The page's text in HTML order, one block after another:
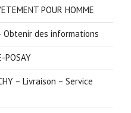
POUR HOMME
Obtenir des informations
POSAY
– Livraison – Service